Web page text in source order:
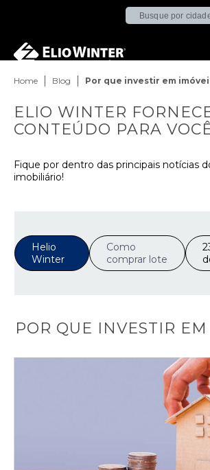
Home Blog Por que investir em
ELIO WINTER
CONTEÚDO PARA
Fique por dentro das principais notícias
imobiliário!
Helio
Winter
Como
comprar lote
POR QUE INVESTIR